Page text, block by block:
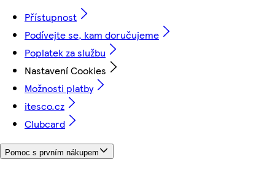
Přístupnost
Podívejte se, kam doručujeme
Poplatek za službu
Nastavení Cookies
Možnosti platby
itesco.cz
Clubcard
Pomoc s prvním nákupem